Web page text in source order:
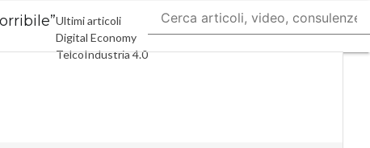
Ultimi articoli
Digital Economy
TelcoIndustria 4.0